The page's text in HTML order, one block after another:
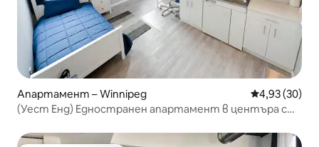
Апартамент – Winnipeg Средна
4,93 (30)
(Уест Енд) Едностранен апартамент в центъра с